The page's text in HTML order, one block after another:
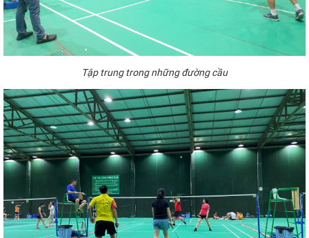
Tập trung trong những đường cầu